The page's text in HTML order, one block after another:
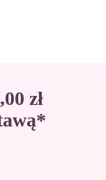
zł